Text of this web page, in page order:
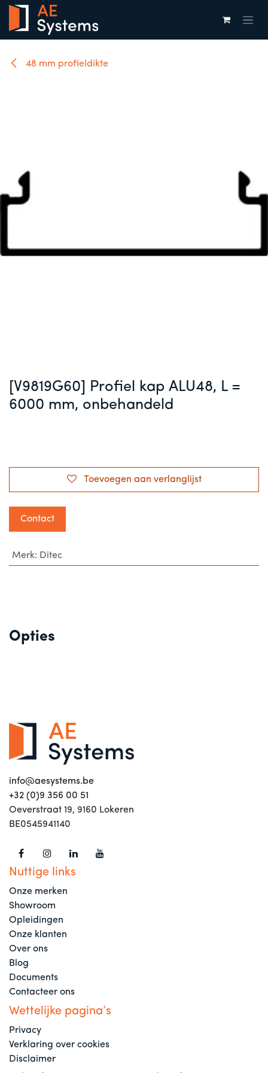
Overslaan naar inhoud
48 mm profieldikte
[V9819G60] Profiel kap ALU48, L =
6000 mm, onbehandeld
Toevoegen aan verlanglijst
Contact
Merk: Ditec
Opties
info@aesystems.be
+32 (0)9 356 00 51
Oeverstraat 19, 9160 Lokeren
BE0545941140
Nuttige links
Onze merken
Showroom
Opleidingen
Onze klanten
Over ons
Blog
Documents
Contacteer ons
Wettelijke pagina’s
Privacy
Verklaring over cookies
Disclaimer